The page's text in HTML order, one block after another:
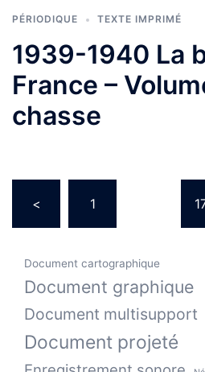
PÉRIODIQUE TEXTE IMPRIMÉ
1939-1940 La
France –
chasse
des
publications
< 1
Document cartographique
Document graphique
Document multisupport
Document projeté